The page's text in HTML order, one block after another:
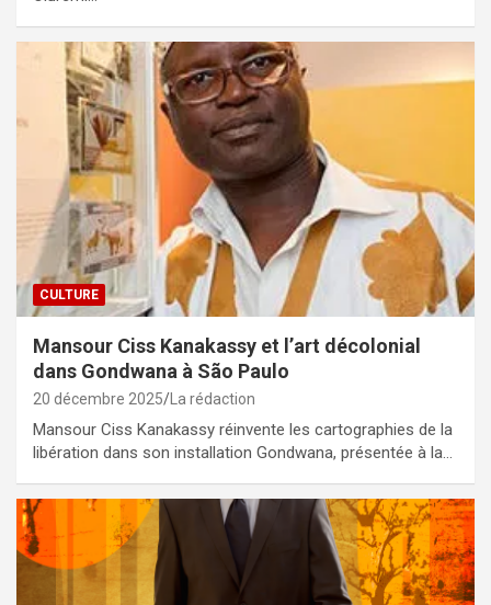
CULTURE
Mansour Ciss Kanakassy et l’art décolonial
dans Gondwana à São Paulo
20 décembre 2025 La rédaction
Mansour Ciss Kanakassy réinvente les cartographies de la
libération dans son installation Gondwana, présentée à la…